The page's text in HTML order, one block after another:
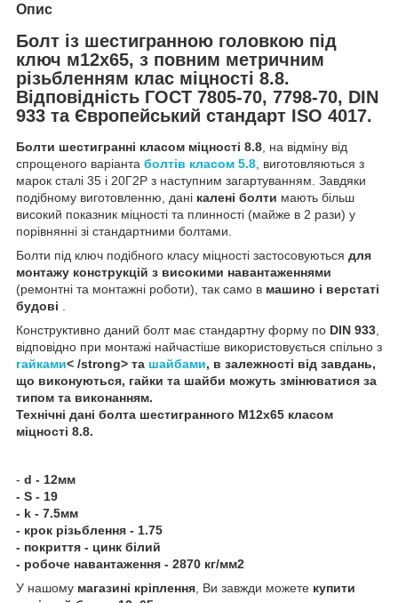
Опис
Болт із шестигранною головкою під
ключ м12х65, з повним метричним
різьбленням клас міцності 8.8.
Відповідність ГОСТ 7805-70, 7798-70, DIN
933 та Європейський стандарт ISO 4017.
Болти шестигранні класом міцності 8.8, на відміну від
спрощеного варіанта болтів класом 5.8, виготовляються з
марок сталі 35 і 20Г2Р з наступним загартуванням. Завдяки
подібному виготовленню, дані калені болти мають більш
високий показник міцності та плинності (майже в 2 рази) у
порівнянні зі стандартними болтами.
Болти під ключ подібного класу міцності застосовуються для
монтажу конструкцій з високими навантаженнями
(ремонтні та монтажні роботи), так само в машино і верстаті
будові .
Конструктивно даний болт має стандартну форму по DIN 933,
відповідно при монтажі найчастіше використовується спільно з
гайками< /strong> та шайбами, в залежності від завдань,
що виконуються, гайки та шайби можуть змінюватися за
типом та виконанням.
Технічні дані болта шестигранного М12х65 класом
міцності 8.8.
- d - 12мм
- S - 19
- k - 7.5мм
- крок різьблення - 1.75
- покриття - цинк білий
- робоче навантаження - 2870 кг/мм2
У нашому магазині кріплення, Ви завжди можете купити